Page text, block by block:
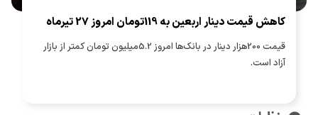
کاهش قیمت دینار اربعین به 119تومان امروز 27 تیرماه
قیمت 200هزار دینار در بانک‌ها امروز 5.2میلیون تومان کمتر از بازار
آزاد است.